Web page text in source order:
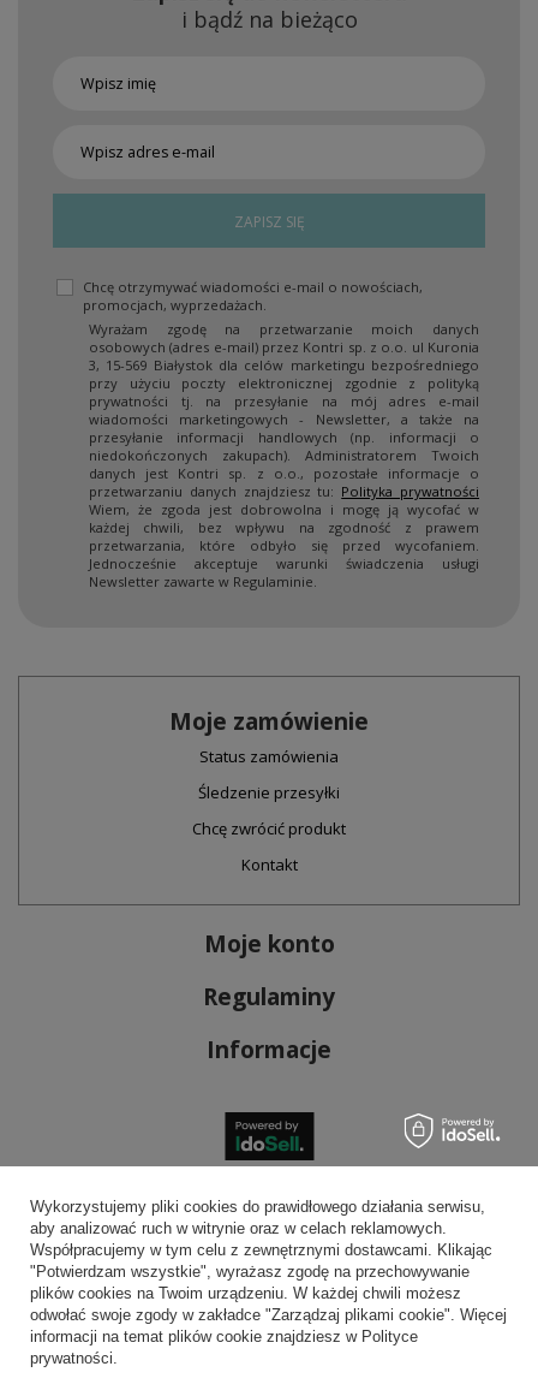
i bądź na bieżąco
ZAPISZ SIĘ
Chcę otrzymywać wiadomości e-mail o nowościach,
promocjach, wyprzedażach.
Wyrażam zgodę na przetwarzanie moich danych
osobowych (adres e-mail) przez Kontri sp. z o.o. ul Kuronia
3, 15-569 Białystok dla celów marketingu bezpośredniego
przy użyciu poczty elektronicznej zgodnie z polityką
prywatności tj. na przesyłanie na mój adres e-mail
wiadomości marketingowych - Newsletter, a także na
przesyłanie informacji handlowych (np. informacji o
niedokończonych zakupach). Administratorem Twoich
danych jest Kontri sp. z o.o., pozostałe informacje o
przetwarzaniu danych znajdziesz tu: Polityka prywatności
Wiem, że zgoda jest dobrowolna i mogę ją wycofać w
każdej chwili, bez wpływu na zgodność z prawem
przetwarzania, które odbyło się przed wycofaniem.
Jednocześnie akceptuje warunki świadczenia usługi
Newsletter zawarte w Regulaminie.
Moje zamówienie
Status zamówienia
Śledzenie przesyłki
Chcę zwrócić produkt
Kontakt
Moje konto
Regulaminy
Informacje
Bezpieczne płatności
Wygodna dostawa
Wykorzystujemy pliki cookies do prawidłowego działania serwisu,
aby analizować ruch w witrynie oraz w celach reklamowych.
Współpracujemy w tym celu z zewnętrznymi dostawcami. Klikając
"Potwierdzam wszystkie", wyrażasz zgodę na przechowywanie
plików cookies na Twoim urządzeniu. W każdej chwili możesz
odwołać swoje zgody w zakładce "Zarządzaj plikami cookie". Więcej
informacji na temat plików cookie znajdziesz w Polityce
prywatności.